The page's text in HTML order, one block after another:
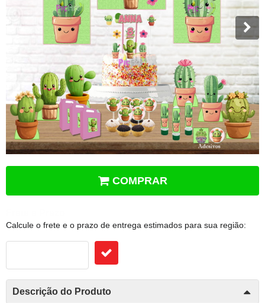
COMPRAR
Calcule o frete e o prazo de entrega estimados para sua região:
Descrição do Produto